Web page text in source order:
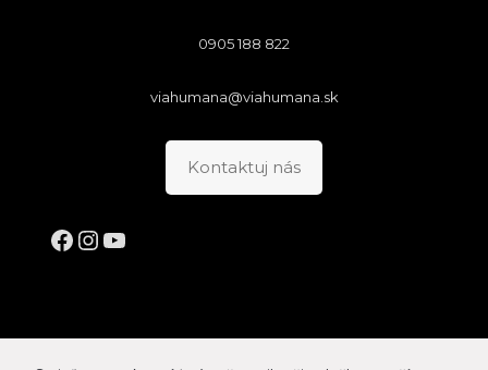
0905 188 822
viahumana@viahumana.sk
Kontaktuj nás
Facebook
Instagram
YouTube